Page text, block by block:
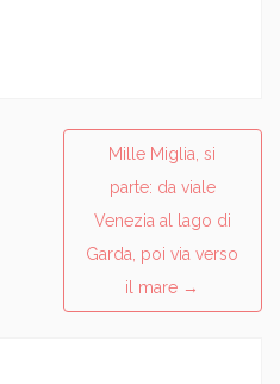
Mille Miglia, si
parte: da viale
Venezia al lago di
Garda, poi via verso
il mare →